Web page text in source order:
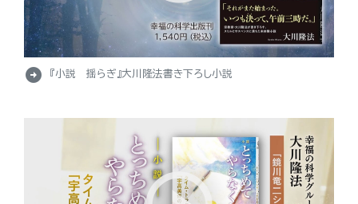
arrow_circle_right 『小説 揺らぎ』大川隆法書き下ろし小説